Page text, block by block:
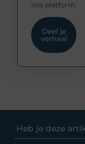
ons platform.
Deel je
verhaal
Heb je deze